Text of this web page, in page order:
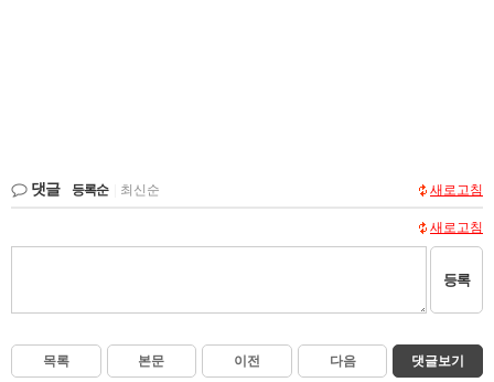
댓글 등록순 최신순 새로고침
새로고침
등록
목록 본문 이전 다음 댓글보기